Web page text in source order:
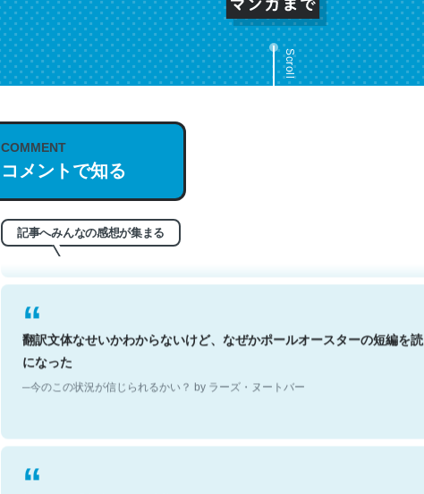
Scroll
COMMENT
コメントで知る
記事へみんなの感想が集まる
もお勧め。自分はこの流れ好き。Let’s Fucking Go. Then Covid hit.
─今のこの状況が信じられるかい？ by ラーズ・ヌートバー
翻訳文体なせいかわからないけど、なぜかポールオースターの短編を読
になった
─今のこの状況が信じられるかい？ by ラーズ・ヌートバー
彼もまた「努力できる才能」があるんだなあ